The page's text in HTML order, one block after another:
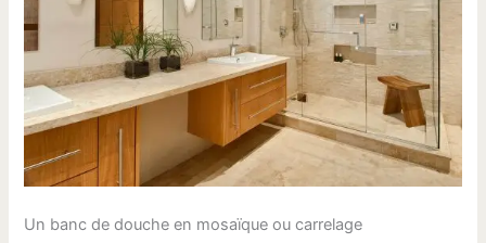
Un banc de douche en mosaïque ou carrelage